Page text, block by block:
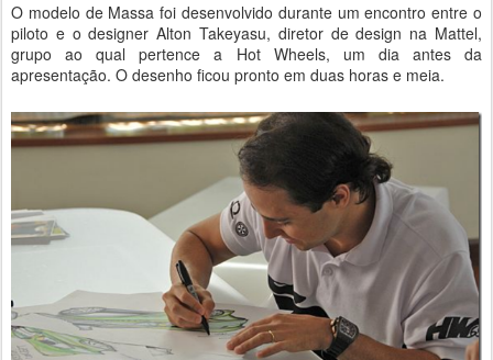
O modelo de Massa foi desenvolvido durante um encontro entre o
piloto e o designer Alton Takeyasu, diretor de design na Mattel,
grupo ao qual pertence a Hot Wheels, um dia antes da
apresentação. O desenho ficou pronto em duas horas e meia.